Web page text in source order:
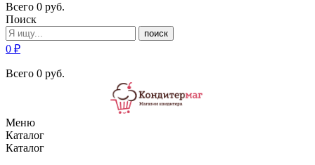
Всего 0 руб.
Поиск
поиск
0 ₽
Всего 0 руб.
Меню
Каталог
Каталог